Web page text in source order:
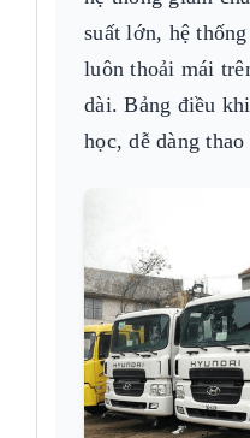
suất lớn, hệ
luôn thoải mái
dài. Bảng điều
học, dễ dàng thao